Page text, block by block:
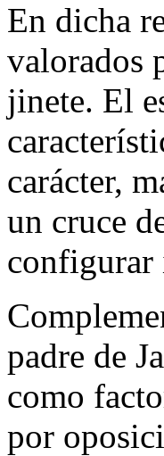
En dicha
valorados
jinete. El
carácter,
un cruce
configurar
padre de
como
por